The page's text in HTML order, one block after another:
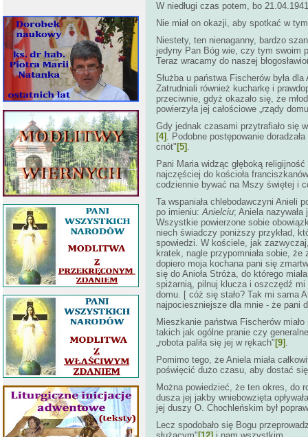
W niedługi czas potem, bo
Nie miał on okazji, aby spotkać w
Niestety, ten nienaganny, bardzo
jedyny Pan Bóg wie, czy tym swoim
Teraz wracamy do naszej
Służba u państwa Fischerów była
Zatrudniali również kucharkę i
przeciwnie, gdyż okazało się, że
powierzyła jej całościowe „rządy
Gdy jednak czasami przytrafiało się
[4] . Podobne postępowanie
cnót" [5] .
Pani Maria widząc głęboką
najczęściej do kościoła
codziennie bywać na Mszy świętej i
Ta wspaniała chlebodawczyni Anieli
po imieniu:Anielciu; Aniela nazywała
Wszystkie powierzone sobie
niech świadczy poniższy przykład,
spowiedzi. W kościele, jak
kratek, nagle przypomniała sobie,
dopiero moja kochana pani się
się do Anioła Stróża, do którego
spiżarnią, pilnuj klucza i oszczędź mi
domu. [ cóż się stało? Tak mi sama
najpocieszniejsze dla mnie - że pani
Mieszkanie państwa Fischerów
takich jak ogólne pranie czy
„robota paliła się jej w rękach" [9] .
Pomimo tego, że Aniela miała
poświęcić dużo czasu, aby dostać
Można powiedzieć, że ten okres, do
dusza jej jakby wniebowzięta
jej duszy O. Chochleńskim był
Lecz spodobało się Bogu